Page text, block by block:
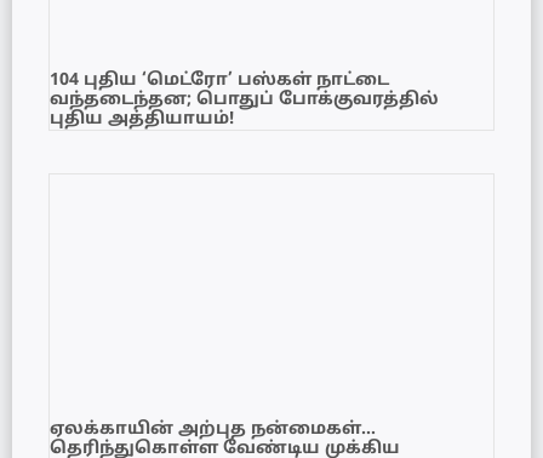
104 புதிய ‘மெட்ரோ’ பஸ்கள் நாட்டை
வந்தடைந்தன; பொதுப் போக்குவரத்தில்
புதிய அத்தியாயம்!
ஏலக்காயின் அற்புத நன்மைகள்…
தெரிந்துகொள்ள வேண்டிய முக்கிய